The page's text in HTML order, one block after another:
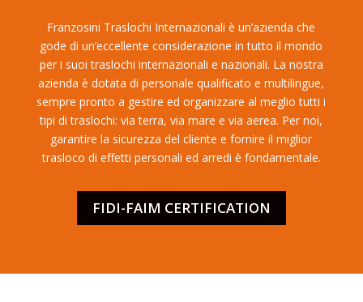
Franzosini Traslochi Internazionali è un’azienda che
gode di un’eccellente considerazione in tutto il mondo
per i suoi traslochi internazionali e nazionali. La nostra
azienda è dotata di personale qualificato e multilingue,
sempre pronto a gestire ed organizzare al meglio tutti i
tipi di traslochi: via terra, via mare e via aerea. Per noi,
garantire la sicurezza del cliente e fornire il miglior
trasloco di effetti personali ed arredi è fondamentale.
FIDI-FAIM CERTIFICATION